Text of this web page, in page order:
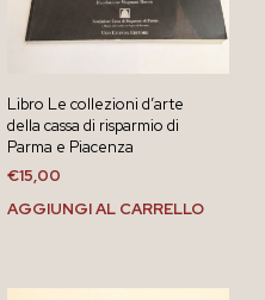
Libro Le collezioni d’arte
della cassa di risparmio di
Parma e Piacenza
€15,00
AGGIUNGI AL CARRELLO